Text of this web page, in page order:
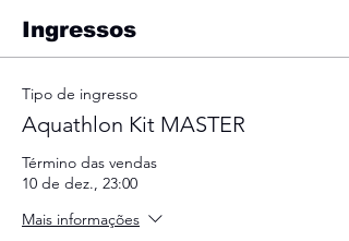
Ingressos
Tipo de ingresso
Aquathlon Kit MASTER
Término das vendas
10 de dez., 23:00
Mais informações